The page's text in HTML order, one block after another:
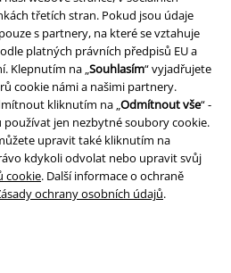
třetích stran. Pokud jsou údaje
s partnery, na které se vztahuje
platných právních předpisů EU a
Klepnutím na „Souhlasím“ vyjadřujete
cookie námi a našimi partnery.
kliknutím na „Odmítnout vše“ -
jen nezbytné soubory cookie.
upravit také kliknutím na
kdykoli odvolat nebo upravit svůj
cookie. Další informace o ochraně
ochrany osobních údajů.